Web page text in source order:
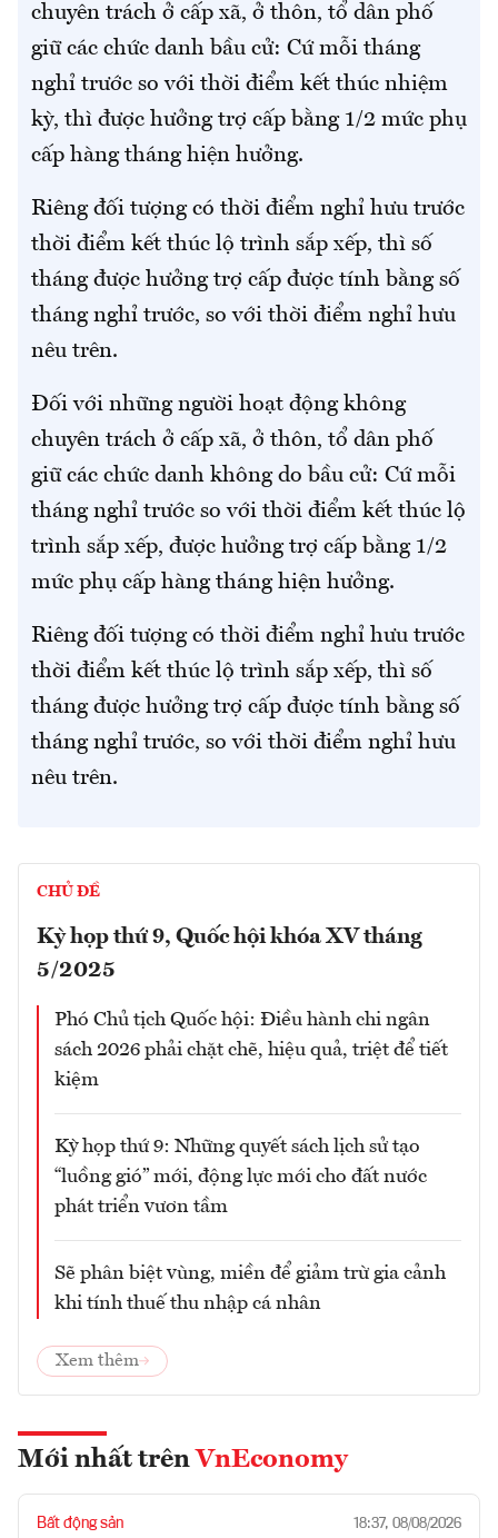
chuyên trách ở cấp xã, ở thôn, tổ dân phố
giữ các chức danh bầu cử: Cứ mỗi tháng
nghỉ trước so với thời điểm kết thúc nhiệm
kỳ, thì được hưởng trợ cấp bằng 1/2 mức phụ
cấp hàng tháng hiện hưởng.
Riêng đối tượng có thời điểm nghỉ hưu trước
thời điểm kết thúc lộ trình sắp xếp, thì số
tháng được hưởng trợ cấp được tính bằng số
tháng nghỉ trước, so với thời điểm nghỉ hưu
nêu trên.
Đối với những người hoạt động không
chuyên trách ở cấp xã, ở thôn, tổ dân phố
giữ các chức danh không do bầu cử: Cứ mỗi
tháng nghỉ trước so với thời điểm kết thúc lộ
trình sắp xếp, được hưởng trợ cấp bằng 1/2
mức phụ cấp hàng tháng hiện hưởng.
Riêng đối tượng có thời điểm nghỉ hưu trước
thời điểm kết thúc lộ trình sắp xếp, thì số
tháng được hưởng trợ cấp được tính bằng số
tháng nghỉ trước, so với thời điểm nghỉ hưu
nêu trên.
CHỦ ĐỀ
Kỳ họp thứ 9, Quốc hội khóa XV tháng
5/2025
Phó Chủ tịch Quốc hội: Điều hành chi ngân
sách 2026 phải chặt chẽ, hiệu quả, triệt để tiết
kiệm
Kỳ họp thứ 9: Những quyết sách lịch sử tạo
“luồng gió” mới, động lực mới cho đất nước
phát triển vươn tầm
Sẽ phân biệt vùng, miền để giảm trừ gia cảnh
khi tính thuế thu nhập cá nhân
Xem thêm
Mới nhất trên VnEconomy
Bất động sản 18:37, 08/08/2026